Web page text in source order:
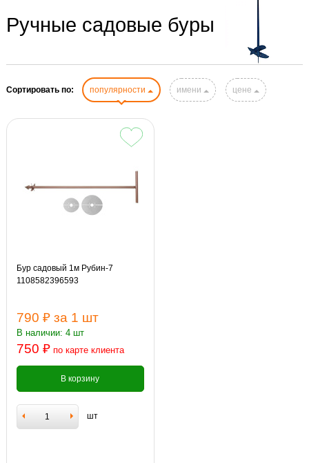
Ручные садовые буры
Сортировать по: популярности имени цене
Бур садовый 1м Рубин-7
1108582396593
790 ₽ за 1 шт
В наличии: 4 шт
750 ₽ по карте клиента
В корзину
шт